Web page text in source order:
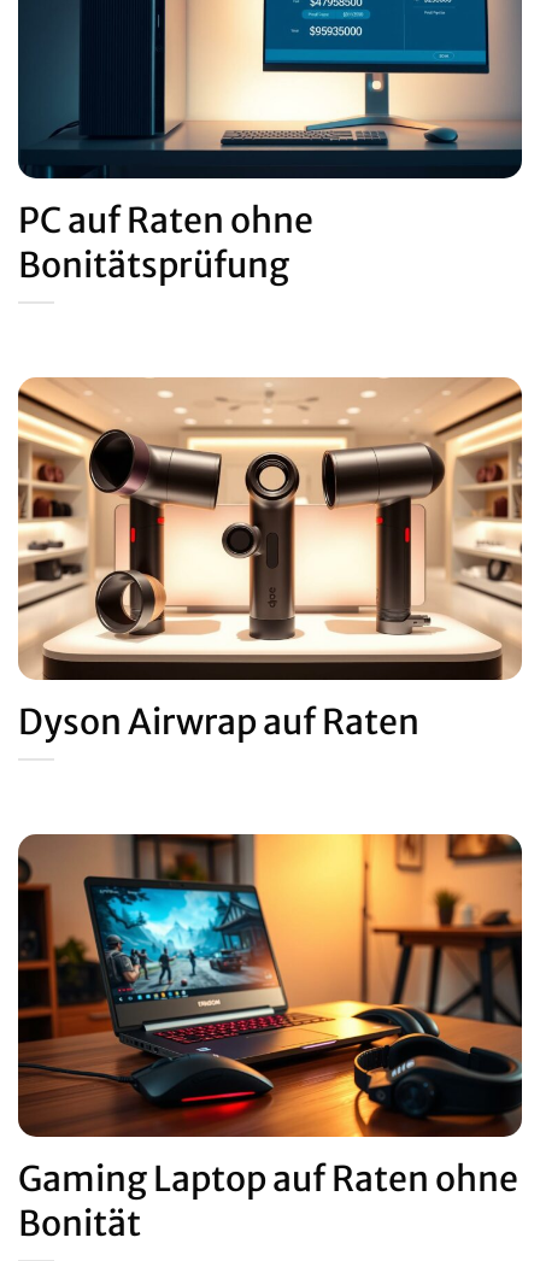
PC auf Raten ohne
Bonitätsprüfung
Dyson Airwrap auf Raten
Gaming Laptop auf Raten ohne
Bonität